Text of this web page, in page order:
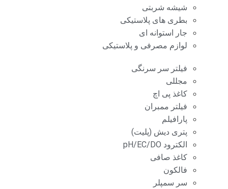
شیشه شربتی
بطری های پلاستیکی
جار استوانه ای
لوازم مصرفی و پلاستیکی
فیلتر سر سرنگی
مجللی
کاغذ پی اچ
فیلتر ممبران
پارافیلم
پتری دیش (پلیت)
الکترود pH/EC/DO
کاغذ صافی
فالکون
سر سمپلر